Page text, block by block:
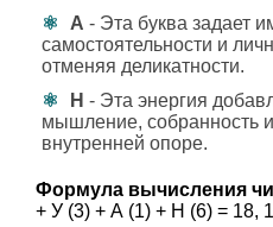
А - Эта буква задает
самостоятельности и
отменяя деликатности.
Н - Эта энергия
мышление, собранность
внутренней опоре.
Формула вычисления
+ У (3) + А (1) + Н (6) = 18,